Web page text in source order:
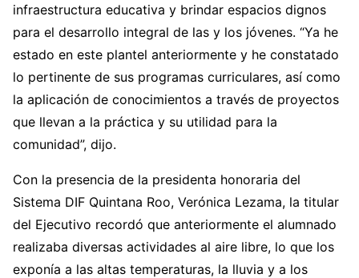
infraestructura educativa y brindar espacios dignos
para el desarrollo integral de las y los jóvenes. “Ya he
estado en este plantel anteriormente y he constatado
lo pertinente de sus programas curriculares, así como
la aplicación de conocimientos a través de proyectos
que llevan a la práctica y su utilidad para la
comunidad”, dijo.
Con la presencia de la presidenta honoraria del
Sistema DIF Quintana Roo, Verónica Lezama, la titular
del Ejecutivo recordó que anteriormente el alumnado
realizaba diversas actividades al aire libre, lo que los
exponía a las altas temperaturas, la lluvia y a los